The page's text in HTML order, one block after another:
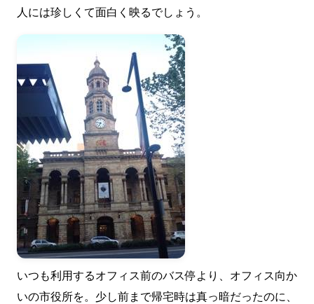
人には珍しくて面白く映るでしょう。
いつも利用するオフィス前のバス停より、オフィス向か
いの市役所を。少し前まで帰宅時は真っ暗だったのに、